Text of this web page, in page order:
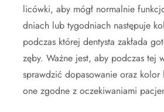
licówki, aby mógł normalnie
dniach lub tygodniach następuje
podczas której dentysta zakłada
zęby. Ważne jest, aby podczas tej
sprawdzić dopasowanie oraz kolor
one zgodne z oczekiwaniami